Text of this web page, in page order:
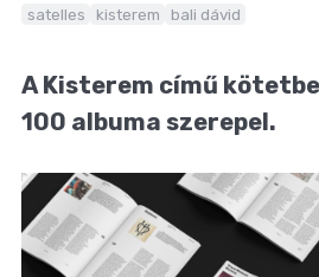
MÁSVILÁG
satelles kisterem bali dávid
A Kisterem című
100 albuma szerepel.